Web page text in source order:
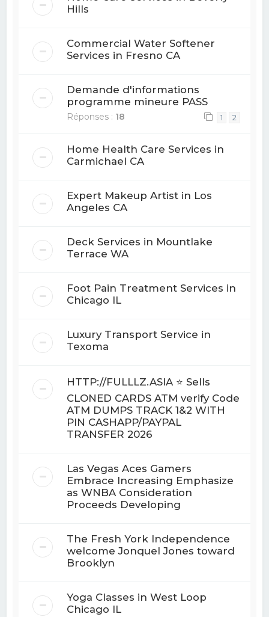
Hills
Commercial Water Softener
Services in Fresno CA
Demande d'informations
programme mineure PASS
Réponses : 18 1 2
Home Health Care Services in
Carmichael CA
Expert Makeup Artist in Los
Angeles CA
Deck Services in Mountlake
Terrace WA
Foot Pain Treatment Services in
Chicago IL
Luxury Transport Service in
Texoma
HTTP://FULLLZ.ASIA ⭐️ Sells
CLONED CARDS ATM verify Code
ATM DUMPS TRACK 1&2 WITH
PIN CASHAPP/PAYPAL
TRANSFER 2026
Las Vegas Aces Gamers
Embrace Increasing Emphasize
as WNBA Consideration
Proceeds Developing
The Fresh York Independence
welcome Jonquel Jones toward
Brooklyn
Yoga Classes in West Loop
Chicago IL